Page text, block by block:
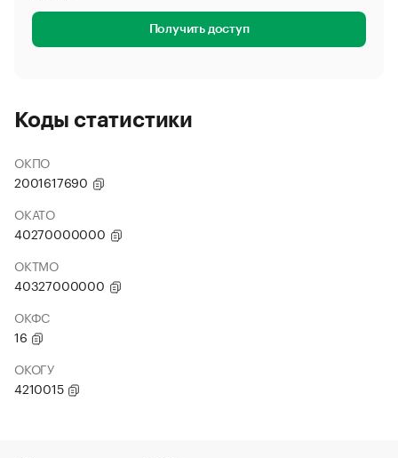
Получить доступ
Коды статистики
ОКПО
2001617690
ОКАТО
40270000000
ОКТМО
40327000000
ОКФС
16
ОКОГУ
4210015